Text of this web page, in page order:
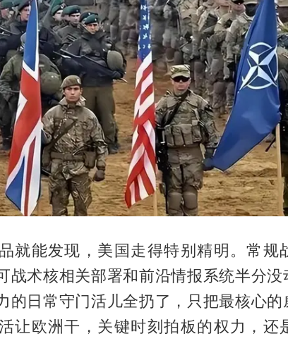
就能发现，美国走得特别精明。常规
战术核相关部署和前沿情报系统半分
的日常守门活儿全扔了，只把最核心的
让欧洲干，关键时刻拍板的权力，还